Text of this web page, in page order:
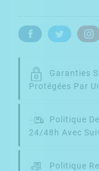
Garanties
Protégées Par
Politique
24/48h Avec
Politique